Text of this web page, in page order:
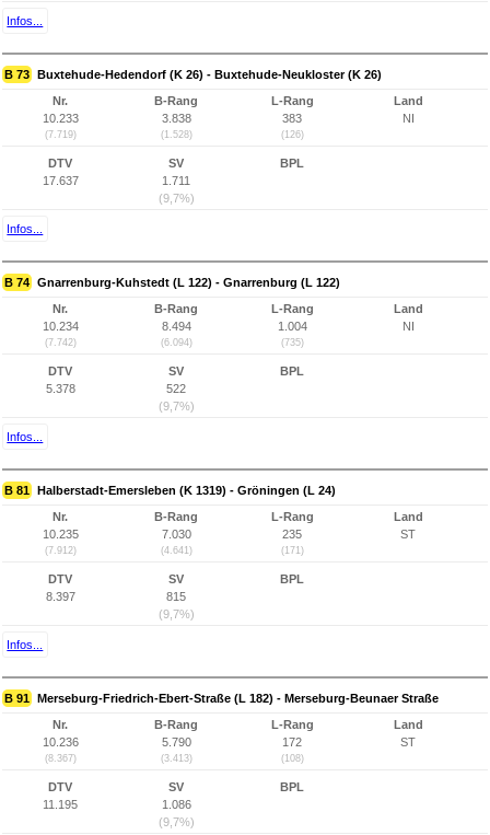
Infos...
B 73 Buxtehude-Hedendorf (K 26) - Buxtehude-Neukloster (K 26)
Nr.
10.233
(7.719)
B-Rang
3.838
(1.528)
L-Rang
383
(126)
Land
NI
DTV
17.637
SV
1.711
(9,7%)
BPL
Infos...
B 74 Gnarrenburg-Kuhstedt (L 122) - Gnarrenburg (L 122)
Nr.
10.234
(7.742)
B-Rang
8.494
(6.094)
L-Rang
1.004
(735)
Land
NI
DTV
5.378
SV
522
(9,7%)
BPL
Infos...
B 81 Halberstadt-Emersleben (K 1319) - Gröningen (L 24)
Nr.
10.235
(7.912)
B-Rang
7.030
(4.641)
L-Rang
235
(171)
Land
ST
DTV
8.397
SV
815
(9,7%)
BPL
Infos...
B 91 Merseburg-Friedrich-Ebert-Straße (L 182) - Merseburg-Beunaer Straße
Nr.
10.236
(8.367)
B-Rang
5.790
(3.413)
L-Rang
172
(108)
Land
ST
DTV
11.195
SV
1.086
(9,7%)
BPL